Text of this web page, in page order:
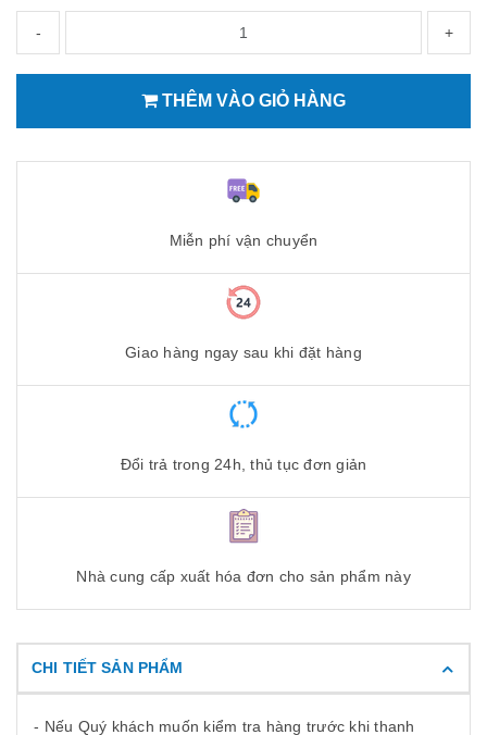
- +
THÊM VÀO GIỎ HÀNG
Miễn phí vận chuyển
Giao hàng ngay sau khi đặt hàng
Đổi trả trong 24h, thủ tục đơn giản
Nhà cung cấp xuất hóa đơn cho sản phẩm này
CHI TIẾT SẢN PHẨM
- Nếu Quý khách muốn kiểm tra hàng trước khi thanh